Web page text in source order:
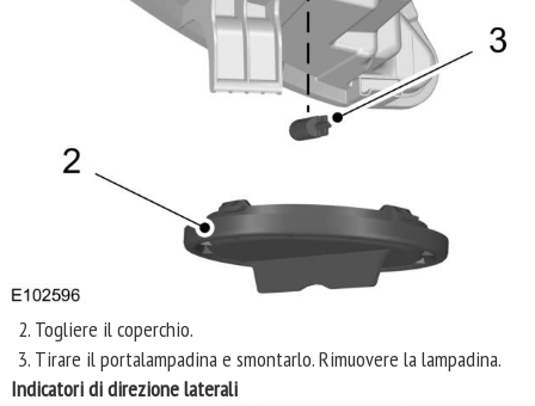
Togliere il coperchio.
Tirare il portalampadina e smontarlo. Rimuovere la lampadina.
Indicatori di direzione laterali